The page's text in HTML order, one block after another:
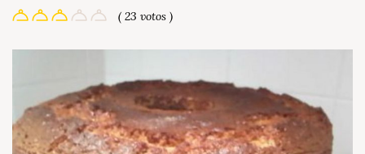
( 23 votos )